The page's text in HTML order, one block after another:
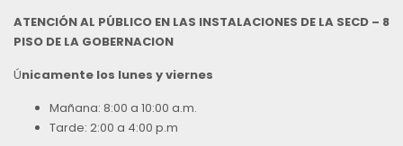
ATENCIÓN AL PÚBLICO EN LAS INSTALACIONES DE LA SECD – 8
PISO DE LA GOBERNACION
Únicamente los lunes y viernes
Mañana: 8:00 a 10:00 a.m.
Tarde: 2:00 a 4:00 p.m